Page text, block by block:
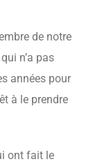
de notre
n’a pas
années pour
à le prendre
ont fait le